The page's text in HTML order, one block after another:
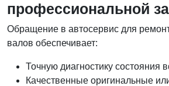
профессиональной
Обращение в автосервис для
валов обеспечивает:
Точную диагностику состояния
Качественные оригинальные